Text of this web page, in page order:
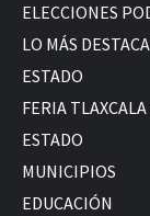
ELECCIONES
LO MÁS
ESTADO
FERIA
ESTADO
MUNICIPIOS
EDUCACIÓN